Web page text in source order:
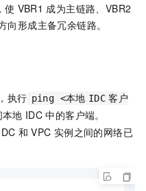
使 VBR1 成为主链路、VBR2
形成主备冗余链路。
执行 ping <本地 IDC 客户
地 IDC 中的客户端。
和 VPC 实例之间的网络已